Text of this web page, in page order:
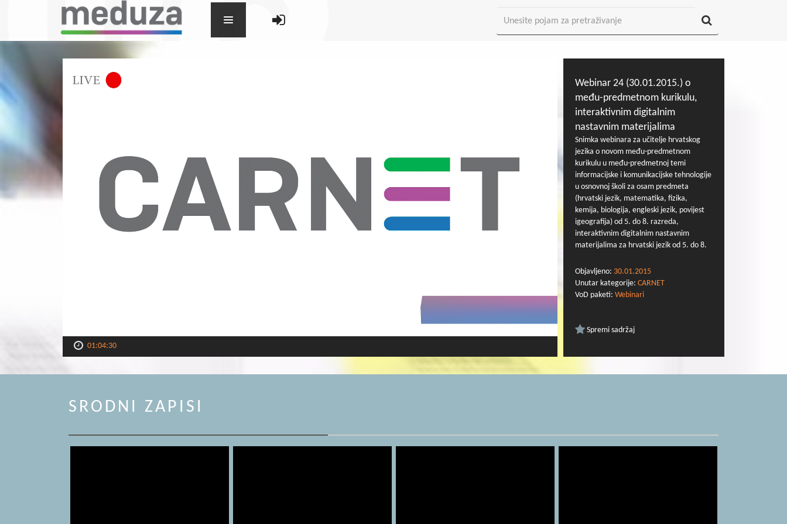
01:04:30
Webinar 24 (30.01.2015.) o
među-predmetnom kurikulu,
interaktivnim digitalnim
nastavnim materijalima
Snimka webinara za učitelje hrvatskog
jezika o novom među-predmetnom
kurikulu u među-predmetnoj temi
informacijske i komunikacijske tehnologije
u osnovnoj školi za osam predmeta
(hrvatski jezik, matematika, fizika,
kemija, biologija, engleski jezik, povijest
igeografija) od 5. do 8. razreda,
interaktivnim digitalnim nastavnim
materijalima za hrvatski jezik od 5. do 8.
nastalog kurikula i digitalnih nastavnih
materijala u nastavu.
Objavljeno: 30.01.2015
Unutar kategorije: CARNET
VoD paketi: Webinari
Spremi sadržaj
SRODNI ZAPISI